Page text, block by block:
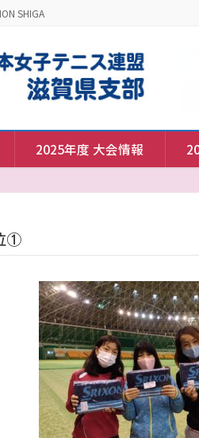
SHIGA
2025年度 大会情報
①